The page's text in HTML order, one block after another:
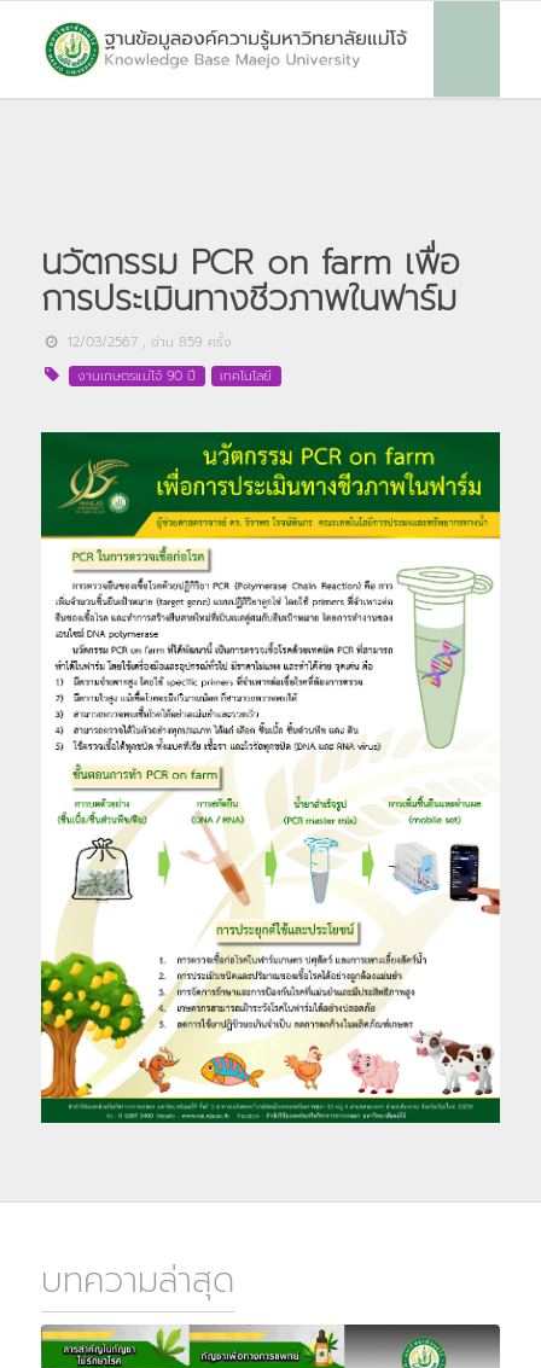
นวัตกรรม PCR on farm เพื่อ
การประเมินทางชีวภาพในฟาร์ม
12/03/2567, อ่าน 859 ครั้ง
งานเกษตรแม่โจ้ 90 ปี
เทคโนโลยี
บทความล่าสุด